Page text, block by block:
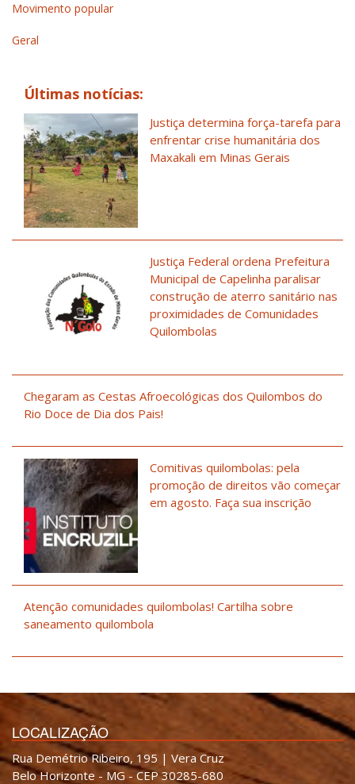
Movimento popular
Geral
Últimas notícias:
Justiça determina força-tarefa para
enfrentar crise humanitária dos
Maxakali em Minas Gerais
Justiça Federal ordena Prefeitura
Municipal de Capelinha paralisar
construção de aterro sanitário nas
proximidades de Comunidades
Quilombolas
Chegaram as Cestas Afroecológicas dos Quilombos do
Rio Doce de Dia dos Pais!
Comitivas quilombolas: pela
promoção de direitos vão começar
em agosto. Faça sua inscrição
Atenção comunidades quilombolas! Cartilha sobre
saneamento quilombola
LOCALIZAÇÃO
Rua Demétrio Ribeiro, 195 | Vera Cruz
Belo Horizonte - MG - CEP 30285-680